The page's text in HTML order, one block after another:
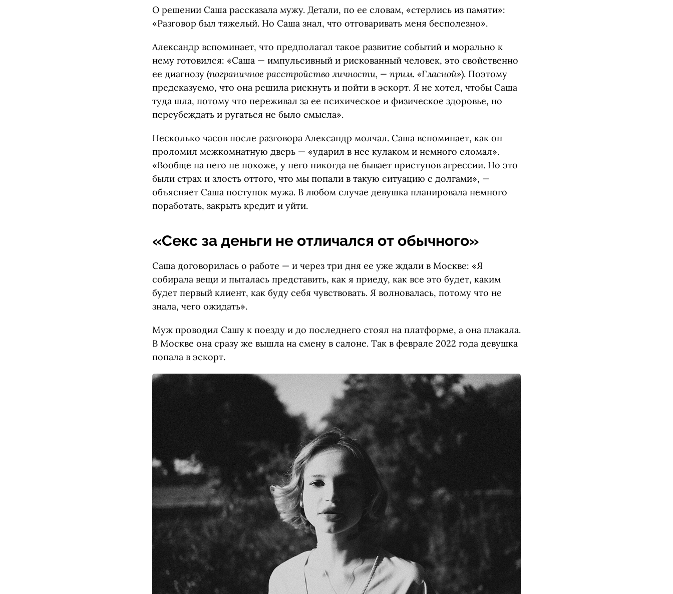
О решении Саша рассказала мужу. Детали, по ее словам, «стерлись из памяти»:
«Разговор был тяжелый. Но Саша знал, что отговаривать меня бесполезно».
Александр вспоминает, что предполагал такое развитие событий и морально к
нему готовился: «Саша — импульсивный и рискованный человек, это свойственно
ее диагнозу (пограничное расстройство личности, — прим. «Гласной»). Поэтому
предсказуемо, что она решила рискнуть и пойти в эскорт. Я не хотел, чтобы Саша
туда шла, потому что переживал за ее психическое и физическое здоровье, но
переубеждать и ругаться не было смысла».
Несколько часов после разговора Александр молчал. Саша вспоминает, как он
проломил межкомнатную дверь — «ударил в нее кулаком и немного сломал».
«Вообще на него не похоже, у него никогда не бывает приступов агрессии. Но это
были страх и злость оттого, что мы попали в такую ситуацию с долгами», —
объясняет Саша поступок мужа. В любом случае девушка планировала немного
поработать, закрыть кредит и уйти.
«Секс за деньги не отличался от обычного»
Саша договорилась о работе — и через три дня ее уже ждали в Москве: «Я
собирала вещи и пыталась представить, как я приеду, как все это будет, каким
будет первый клиент, как буду себя чувствовать. Я волновалась, потому что не
знала, чего ожидать».
Муж проводил Сашу к поезду и до последнего стоял на платформе, а она плакала.
В Москве она сразу же вышла на смену в салоне. Так в феврале 2022 года девушка
попала в эскорт.